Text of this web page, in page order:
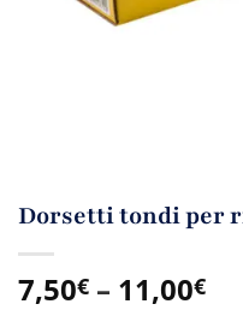
Dorsetti tondi per
7,50€ – 11,00€